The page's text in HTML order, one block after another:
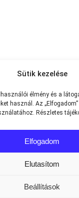
Sütik kezelése
élmény és a
használ. Az
Részletes
Elfogadom
Elutasítom
Beállítások
© 2013-2026